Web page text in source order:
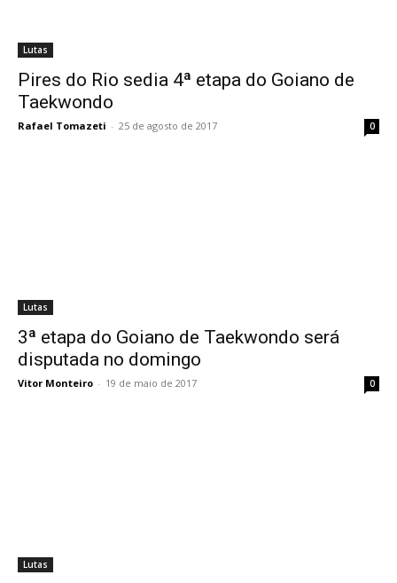
Lutas
Pires do Rio sedia 4ª etapa do Goiano de
Taekwondo
Rafael Tomazeti - 25 de agosto de 2017 0
Lutas
3ª etapa do Goiano de Taekwondo será
disputada no domingo
Vitor Monteiro - 19 de maio de 2017 0
Lutas